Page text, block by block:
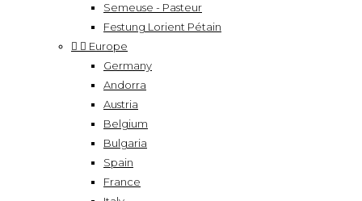
Semeuse - Pasteur
Festung Lorient Pétain
  Europe
Germany
Andorra
Austria
Belgium
Bulgaria
Spain
France